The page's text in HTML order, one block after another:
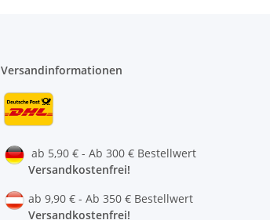
Versandinformationen
ab 5,90 € - Ab 300 € Bestellwert
Versandkostenfrei!
ab 9,90 € - Ab 350 € Bestellwert
Versandkostenfrei!